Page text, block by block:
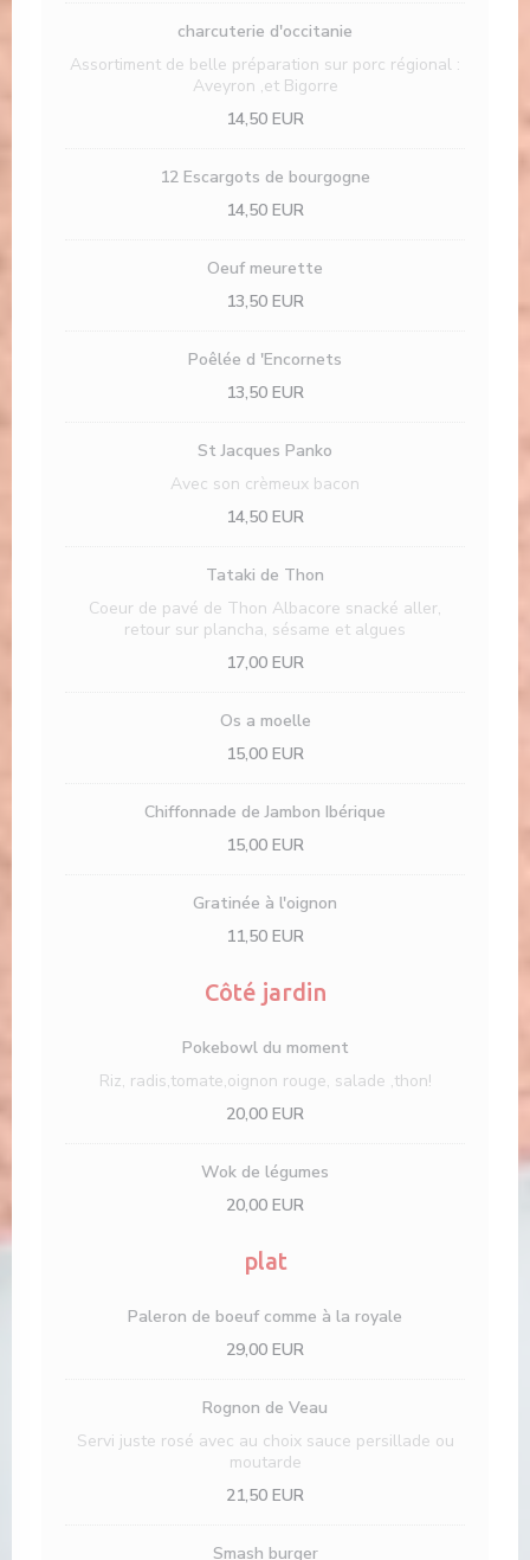
charcuterie d'occitanie
Assortiment de belle préparation sur porc régional :
Aveyron ,et Bigorre
14,50 EUR
12 Escargots de bourgogne
14,50 EUR
Oeuf meurette
13,50 EUR
Poêlée d 'Encornets
13,50 EUR
St Jacques Panko
Avec son crèmeux bacon
14,50 EUR
Tataki de Thon
Coeur de pavé de Thon Albacore snacké aller,
retour sur plancha, sésame et algues
17,00 EUR
Os a moelle
15,00 EUR
Chiffonnade de Jambon Ibérique
15,00 EUR
Gratinée à l'oignon
11,50 EUR
Côté jardin
Pokebowl du moment
Riz, radis,tomate,oignon rouge, salade ,thon!
20,00 EUR
Wok de légumes
20,00 EUR
plat
Paleron de boeuf comme à la royale
29,00 EUR
Rognon de Veau
Servi juste rosé avec au choix sauce persillade ou
moutarde
21,50 EUR
Smash burger